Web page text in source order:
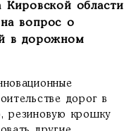
Кировской области
вопрос о
в дорожном
дорог в
резиновую крошку